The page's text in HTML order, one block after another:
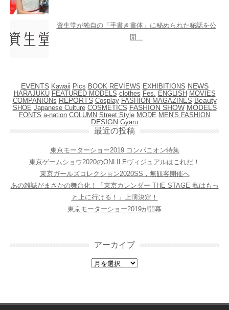
資生堂が独自の「手書き書体」に秘められた秘話を公
開...
EVENTS Kawaii Pics BOOK REVIEWS EXHIBITIONS NEWS
HARAJUKU FEATURED MODELS clothes Fes. ENGLISH MOVIES
COMPANIONs REPORTS Cosplay FASHION MAGAZINES Beauty
SHOE Japanese Culture COSMETICS FASHION SHOW MODELS
FONTS a-nation COLUMN Street Style MODE MEN'S FASHION
DESIGN Gyaru
最近の投稿
東京モーターショー2019 コンパニオン特集
東京ゲームショウ2020のONLILEヴィジュアルはこれだ！
東京ガールズコレクション2020SS，無観客開催へ
あの雑誌がまさかの舞台化！「東京カレンダー THE STAGE 私はもっ
と上に行ける！」上演決定！
東京モーターショー2019が開幕
アーカイブ
アーカイブ